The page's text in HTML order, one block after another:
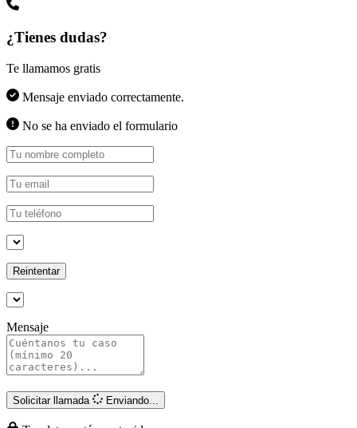
¿Tienes dudas?
Te llamamos gratis
Mensaje enviado correctamente.
No se ha enviado el formulario
Reintentar
Mensaje
Solicitar llamada Enviando...